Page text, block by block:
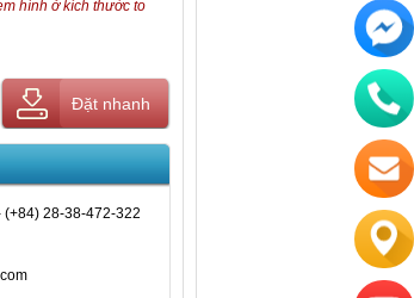
hình ở kích thước to
Đặt nhanh
28-38-472-322